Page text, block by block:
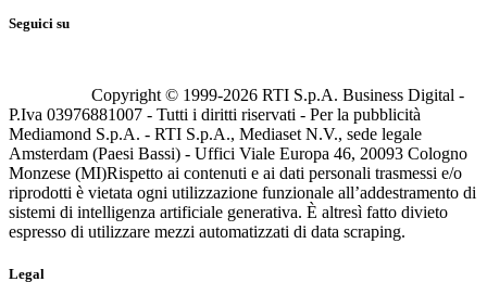
Seguici su
Copyright © 1999-2026 RTI S.p.A. Business Digital -
P.Iva 03976881007 - Tutti i diritti riservati - Per la pubblicità
Mediamond S.p.A. - RTI S.p.A., Mediaset N.V., sede legale
Amsterdam (Paesi Bassi) - Uffici Viale Europa 46, 20093 Cologno
Monzese (MI)Rispetto ai contenuti e ai dati personali trasmessi e/o
riprodotti è vietata ogni utilizzazione funzionale all’addestramento di
sistemi di intelligenza artificiale generativa. È altresì fatto divieto
espresso di utilizzare mezzi automatizzati di data scraping.
Legal